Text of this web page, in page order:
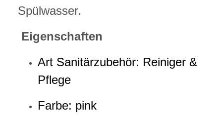
Spülwasser.
Eigenschaften
Art Sanitärzubehör: Reiniger &
Pflege
Farbe: pink